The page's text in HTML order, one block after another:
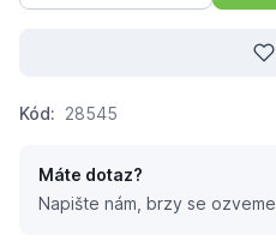
Kód: 28545
Máte dotaz?
Napište nám, brzy se ozveme